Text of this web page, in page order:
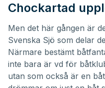
Chockartad
Men det här gången är
Svenska Sjö som delar
Närmare bestämt
inte bara är vd för
utan som också är en